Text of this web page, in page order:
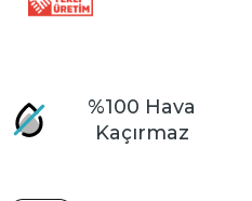
%100 Hava
Kaçırmaz